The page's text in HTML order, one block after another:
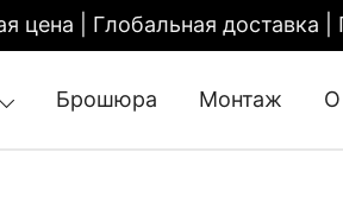
цена | Глобальная доставка
Брошюра Монтаж О